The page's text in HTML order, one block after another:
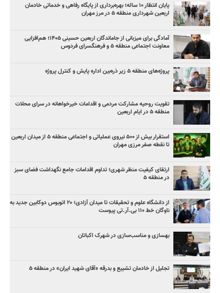
پایان انتظار ۱۰ ساله؛ بهره‌برداری از پایگاه رفاهی و خدماتی خادمان
اربعین شهرداری منطقه ۵ در مرز مهران
آمادگی برای میزبانی از جاماندگان اربعین حسینی ۱۴۰۵؛ هم‌افزایی
معاونت اجتماعی منطقه ۵ و فرهنگسرای فردوس
پروژه‌های منطقه ۵ زیر ذره‌بین اداره پایش و کنترل پروژه
تقویت روحیه مشارکت مردمی و اقدامات خیرخواهانه در سرای محلات
منطقه ۵ در ایام اربعین
استقرار بیش از ۵۰۰ نیروی عملیاتی و اجتماعی منطقه ۵ از میدان اربعین
تا نقطه صفر مرزی مهران
ارتقای کیفیت منظر شهری؛ تداوم اقدامات جامع نگهداشت فضای سبز
در منطقه ۵
از دانشگاه علوم و تحقیقات تا میدان آزادی؛ ۲۰ اتوبوس دوکابین جدید به
ناوگان خط ۱۱۰ بی‌.آر.تی پیوست
بهسازی و مناسب‌سازی در شهرک اکباتان
تجلیل از خادمان تشییع و بدرقه «آقای شهید ایران» در منطقه ۵